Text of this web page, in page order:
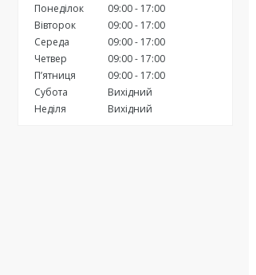
Понеділок 09:00
17:00
Вівторок
09:00
17:00
Середа
09:00
17:00
Четвер
09:00
17:00
Пʼятниця
09:00
17:00
Субота
Вихідний
Неділя
Вихідний